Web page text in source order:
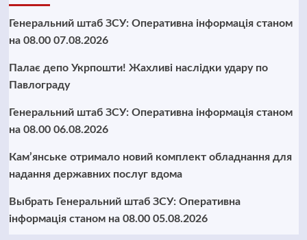
Генеральний штаб ЗСУ: Оперативна інформація станом
на 08.00 07.08.2026
Палає депо Укрпошти! Жахливі наслідки удару по
Павлограду
Генеральний штаб ЗСУ: Оперативна інформація станом
на 08.00 06.08.2026
Кам’янське отримало новий комплект обладнання для
надання державних послуг вдома
Выбрать Генеральний штаб ЗСУ: Оперативна
інформація станом на 08.00 05.08.2026